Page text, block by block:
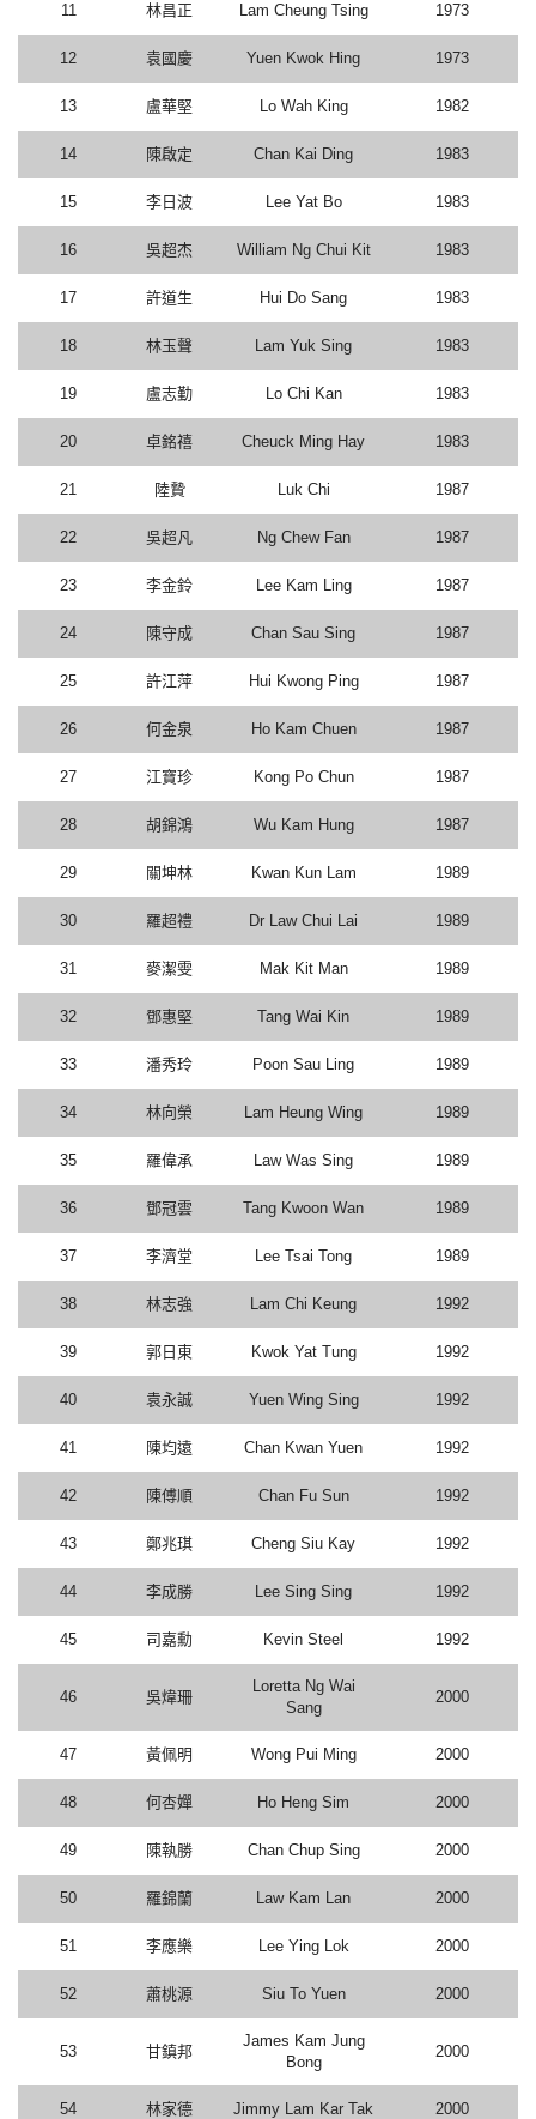
11 林昌正 Lam Cheung Tsing 1973
12 袁國慶 Yuen Kwok Hing 1973
13 盧華堅 Lo Wah King 1982
14 陳啟定 Chan Kai Ding 1983
15 李日波 Lee Yat Bo 1983
16 吳超杰 William Ng Chui Kit 1983
17 許道生 Hui Do Sang 1983
18 林玉聲 Lam Yuk Sing 1983
19 盧志勤 Lo Chi Kan 1983
20 卓銘禧 Cheuck Ming Hay 1983
21 陸贄 Luk Chi 1987
22 吳超凡 Ng Chew Fan 1987
23 李金鈴 Lee Kam Ling 1987
24 陳守成 Chan Sau Sing 1987
25 許江萍 Hui Kwong Ping 1987
26 何金泉 Ho Kam Chuen 1987
27 江寶珍 Kong Po Chun 1987
28 胡錦鴻 Wu Kam Hung 1987
29 關坤林 Kwan Kun Lam 1989
30 羅超禮 Dr Law Chui Lai 1989
31 麥潔雯 Mak Kit Man 1989
32 鄧惠堅 Tang Wai Kin 1989
33 潘秀玲 Poon Sau Ling 1989
34 林向榮 Lam Heung Wing 1989
35 羅偉承 Law Was Sing 1989
36 鄧冠雲 Tang Kwoon Wan 1989
37 李濟堂 Lee Tsai Tong 1989
38 林志強 Lam Chi Keung 1992
39 郭日東 Kwok Yat Tung 1992
40 袁永誠 Yuen Wing Sing 1992
41 陳均遠 Chan Kwan Yuen 1992
42 陳傅順 Chan Fu Sun 1992
43 鄭兆琪 Cheng Siu Kay 1992
44 李成勝 Lee Sing Sing 1992
45 司嘉勳 Kevin Steel 1992
46 吳煒珊
Loretta Ng Wai
Sang
2000
47 黃佩明 Wong Pui Ming 2000
48 何杏嬋 Ho Heng Sim 2000
49 陳執勝 Chan Chup Sing 2000
50 羅錦蘭 Law Kam Lan 2000
51 李應樂 Lee Ying Lok 2000
52 蕭桃源 Siu To Yuen 2000
53 甘鎮邦
James Kam Jung
Bong
2000
54 林家德 Jimmy Lam Kar Tak 2000